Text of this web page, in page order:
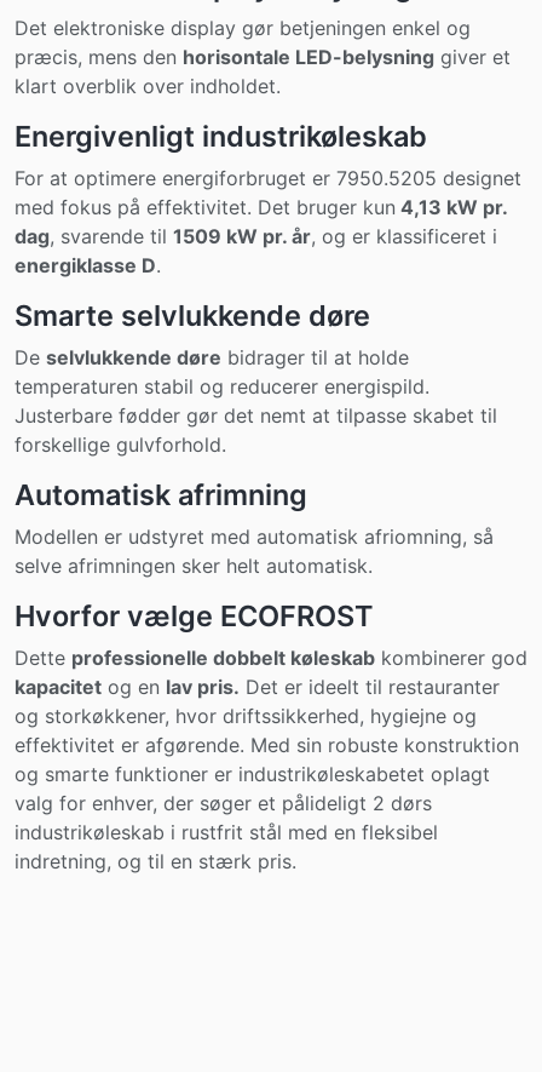
Det elektroniske display gør betjeningen enkel og
præcis, mens den horisontale LED-belysning giver et
klart overblik over indholdet.
Energivenligt industrikøleskab
For at optimere energiforbruget er 7950.5205 designet
med fokus på effektivitet. Det bruger kun 4,13 kW pr.
dag, svarende til 1509 kW pr. år, og er klassificeret i
energiklasse D.
Smarte selvlukkende døre
De selvlukkende døre bidrager til at holde
temperaturen stabil og reducerer energispild.
Justerbare fødder gør det nemt at tilpasse skabet til
forskellige gulvforhold.
Automatisk afrimning
Modellen er udstyret med automatisk afriomning, så
selve afrimningen sker helt automatisk.
Hvorfor vælge ECOFROST
Dette professionelle dobbelt køleskab kombinerer god
kapacitet og en lav pris. Det er ideelt til restauranter
og storkøkkener, hvor driftssikkerhed, hygiejne og
effektivitet er afgørende. Med sin robuste konstruktion
og smarte funktioner er industrikøleskabetet oplagt
valg for enhver, der søger et pålideligt 2 dørs
industrikøleskab i rustfrit stål med en fleksibel
indretning, og til en stærk pris.